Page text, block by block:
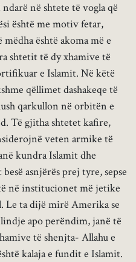
në shtete të vogla që
është me motiv fetar,
është akoma më e
shtetit të dy xhamive të
e Islamit. Në këtë
qëllimet dashakeqe të
qarkullon në orbitën e
Të gjitha shtetet kafire,
veten armike të
kundra Islamit dhe
asnjërës prej tyre, sepse
në institucionet më jetike
ta dijë mirë Amerika se
apo perëndim, janë të
të shenjta- Allahu e
kalaja e fundit e Islamit.